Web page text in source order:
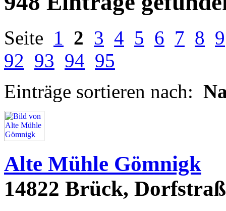
Seite 1 2 3 4 5 6 7 8 9
92 93 94 95
Einträge sortieren nach:
Alte Mühle Gömnigk
14822 Brück,